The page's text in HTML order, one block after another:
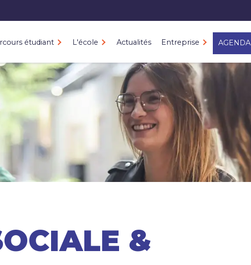
étudiant L'école Actualités Entreprise AGENDA
&